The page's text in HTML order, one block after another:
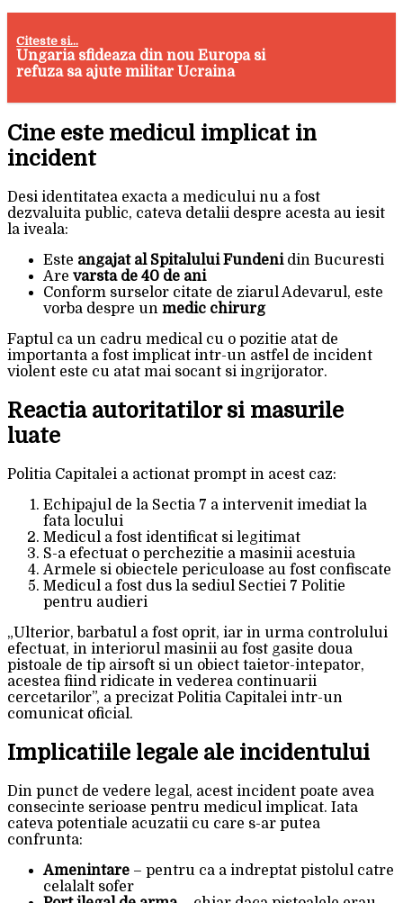
Citeste si...
Ungaria sfideaza din nou Europa si
refuza sa ajute militar Ucraina
Cine este medicul implicat in
incident
Desi identitatea exacta a medicului nu a fost
dezvaluita public, cateva detalii despre acesta au iesit
la iveala:
Este angajat al Spitalului Fundenidin Bucuresti
Are varsta de 40 de ani
Conform surselor citate de ziarul Adevarul, este
vorba despre un medic chirurg
Faptul ca un cadru medical cu o pozitie atat de
importanta a fost implicat intr-un astfel de incident
violent este cu atat mai socant si ingrijorator.
Reactia autoritatilor si masurile
luate
Politia Capitalei a actionat prompt in acest caz:
Echipajul de la Sectia 7 a intervenit imediat la
fata locului
Medicul a fost identificat si legitimat
S-a efectuat o perchezitie a masinii acestuia
Armele si obiectele periculoase au fost confiscate
Medicul a fost dus la sediul Sectiei 7 Politie
pentru audieri
„Ulterior, barbatul a fost oprit, iar in urma controlului
efectuat, in interiorul masinii au fost gasite doua
pistoale de tip airsoft si un obiect taietor-intepator,
acestea fiind ridicate in vederea continuarii
cercetarilor”, a precizat Politia Capitalei intr-un
comunicat oficial.
Implicatiile legale ale incidentului
Din punct de vedere legal, acest incident poate avea
consecinte serioase pentru medicul implicat. Iata
cateva potentiale acuzatii cu care s-ar putea
confrunta:
Amenintare – pentru ca a indreptat pistolul catre
celalalt sofer